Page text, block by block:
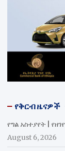
የቅርብ ዜናዎች
የግል አስተያየት |
August 6, 2026